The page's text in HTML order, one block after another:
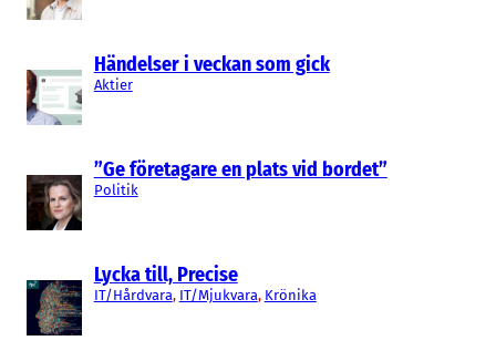
Händelser i veckan som gick
Aktier
”Ge företagare en plats vid bordet”
Politik
Lycka till, Precise
IT/Hårdvara, IT/Mjukvara, Krönika
sin e-post, säger Rikard Zetterberg.
Han och Karl Andersson grundade WeCloud
2010. Under innevarande räkenskapsår, som
fortgår till sista april, uppskattar Rikard
miljoner kronor. Ägare är Rikard Zetterberg, Karl
Andersson och Andreas Berglund samt ett tiotal
Emily Binks